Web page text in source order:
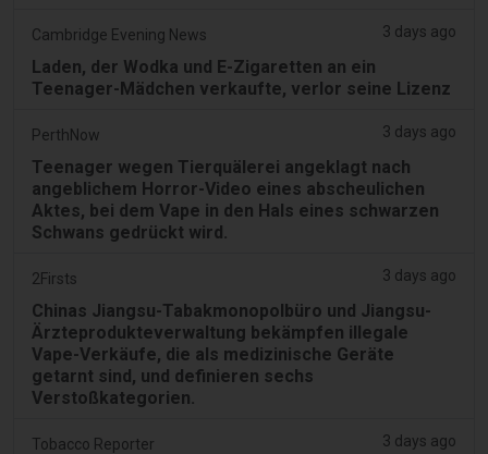
Cambridge Evening News 3 days ago
Laden, der Wodka und E-Zigaretten an ein
Teenager-Mädchen verkaufte, verlor seine Lizenz
PerthNow 3 days ago
Teenager wegen Tierquälerei angeklagt nach
angeblichem Horror-Video eines abscheulichen
Aktes, bei dem Vape in den Hals eines schwarzen
Schwans gedrückt wird.
2Firsts 3 days ago
Chinas Jiangsu-Tabakmonopolbüro und Jiangsu-
Ärzteprodukteverwaltung bekämpfen illegale
Vape-Verkäufe, die als medizinische Geräte
getarnt sind, und definieren sechs
Verstoßkategorien.
Tobacco Reporter 3 days ago